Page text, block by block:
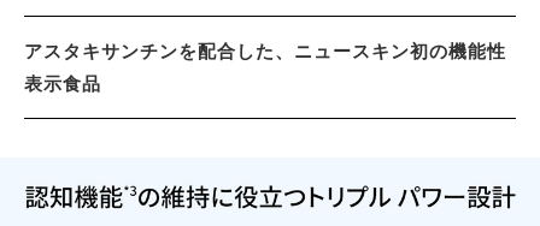
アスタキサンチンを配合した、ニュースキン初の機能性
表示食品